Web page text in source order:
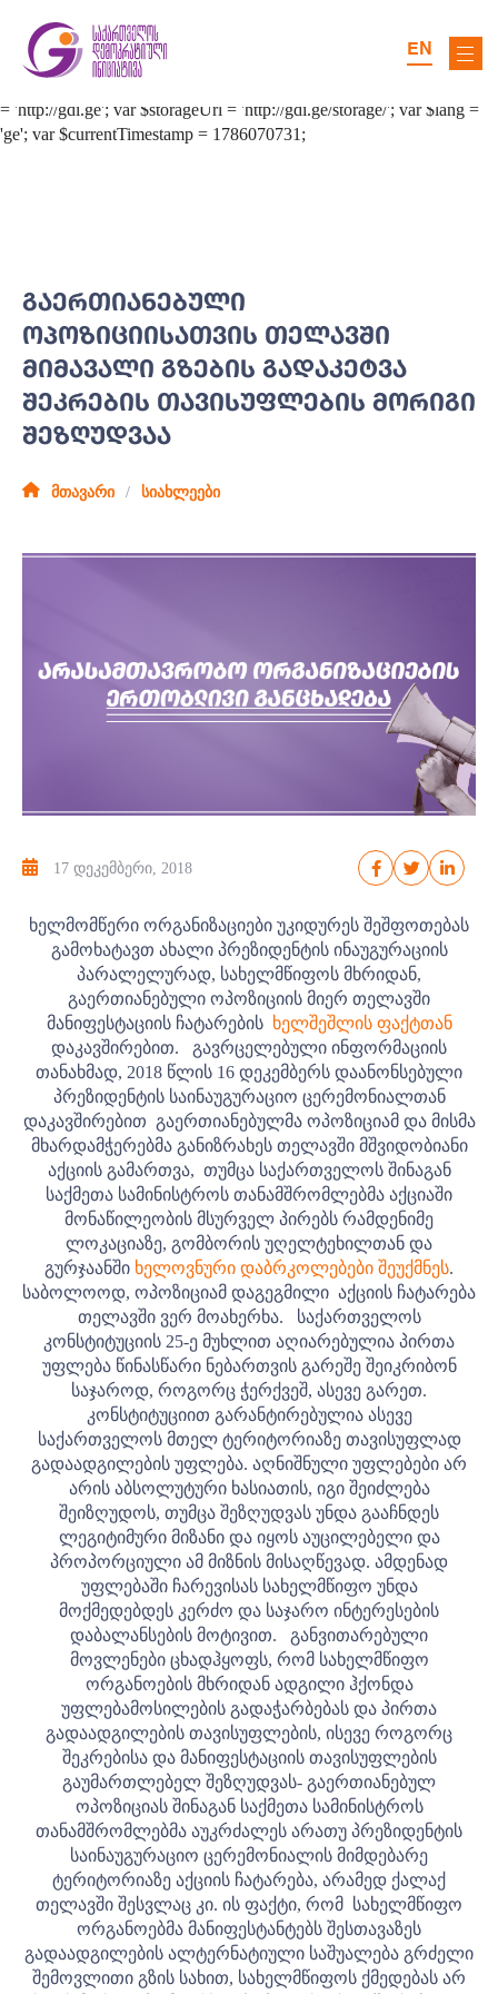
EN
ᲒᲐᲔᲠᲗᲘᲐᲜᲔᲑᲣᲚᲘ
ᲝᲞᲝᲖᲘᲪᲘᲘᲡᲐᲗᲕᲘᲡ ᲗᲔᲚᲐᲕᲨᲘ
ᲛᲘᲛᲐᲕᲐᲚᲘ ᲒᲖᲔᲑᲘᲡ ᲒᲐᲓᲐᲙᲔᲢᲕᲐ
ᲨᲔᲙᲠᲔᲑᲘᲡ ᲗᲐᲕᲘᲡᲣᲤᲚᲔᲑᲘᲡ ᲛᲝᲠᲘᲒᲘ
ᲨᲔᲖᲦᲣᲓᲕᲐᲐ
მთავარი სიახლეები
17 დეკემბერი, 2018
ხელმომწერი ორგანიზაციები უკიდურეს შეშფოთებას
გამოხატავთ ახალი პრეზიდენტის ინაუგურაციის
პარალელურად, სახელმწიფოს მხრიდან,
გაერთიანებული ოპოზიციის მიერ თელავში
მანიფესტაციის ჩატარების ხელშეშლის ფაქტთან
დაკავშირებით.
გავრცელებული ინფორმაციის
თანახმად, 2018 წლის 16 დეკემბერს დაანონსებული
პრეზიდენტის საინაუგურაციო ცერემონიალთან
დაკავშირებით გაერთიანებულმა ოპოზიციამ და მისმა
მხარდამჭერებმა განიზრახეს თელავში მშვიდობიანი
აქციის გამართვა, თუმცა საქართველოს შინაგან
საქმეთა სამინისტროს თანამშრომლებმა აქციაში
მონაწილეობის მსურველ პირებს რამდენიმე
ლოკაციაზე, გომბორის უღელტეხილთან და
გურჯაანში ხელოვნური დაბრკოლებები შეუქმნეს.
საბოლოოდ, ოპოზიციამ დაგეგმილი აქციის ჩატარება
თელავში ვერ მოახერხა.
საქართველოს
კონსტიტუციის 25-ე მუხლით აღიარებულია პირთა
უფლება წინასწარი ნებართვის გარეშე შეიკრიბონ
საჯაროდ, როგორც ჭერქვეშ, ასევე გარეთ.
კონსტიტუციით გარანტირებულია ასევე
საქართველოს მთელ ტერიტორიაზე თავისუფლად
გადაადგილების უფლება. აღნიშნული უფლებები არ
არის აბსოლუტური ხასიათის, იგი შეიძლება
შეიზღუდოს, თუმცა შეზღუდვას უნდა გააჩნდეს
ლეგიტიმური მიზანი და იყოს აუცილებელი და
პროპორციული ამ მიზნის მისაღწევად. ამდენად
უფლებაში ჩარევისას სახელმწიფო უნდა
მოქმედებდეს კერძო და საჯარო ინტერესების
დაბალანსების მოტივით.
განვითარებული
მოვლენები ცხადჰყოფს, რომ სახელმწიფო
ორგანოების მხრიდან ადგილი ჰქონდა
უფლებამოსილების გადაჭარბებას და პირთა
გადაადგილების თავისუფლების, ისევე როგორც
შეკრებისა და მანიფესტაციის თავისუფლების
გაუმართლებელ შეზღუდვას- გაერთიანებულ
ოპოზიციას შინაგან საქმეთა სამინისტროს
თანამშრომლებმა აუკრძალეს არათუ პრეზიდენტის
საინაუგურაციო ცერემონიალის მიმდებარე
ტერიტორიაზე აქციის ჩატარება, არამედ ქალაქ
თელავში შესვლაც კი. ის ფაქტი, რომ სახელმწიფო
ორგანოებმა მანიფესტანტებს შესთავაზეს
გადაადგილების ალტერნატიული საშუალება გრძელი
შემოვლითი გზის სახით, სახელმწიფოს ქმედებას არ